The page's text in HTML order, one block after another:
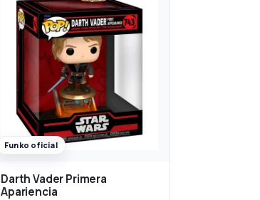
Funko oficial
Darth Vader Primera
Apariencia